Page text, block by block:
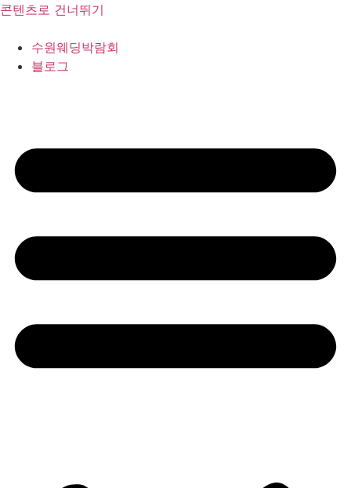
콘텐츠로 건너뛰기
수원웨딩박람회
블로그